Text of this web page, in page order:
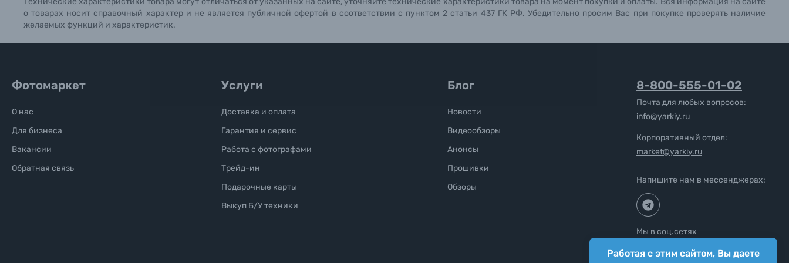
Б/У фототехника (Комиссионные товары)
о товарах носит справочный характер и не является публичной офертой в соответствии с пунктом 2 статьи 437 ГК РФ. Убедительно просим Вас при покупке проверять наличие
желаемых функций и характеристик.
Работая с этим сайтом, Вы даете
Фотомаркет
О нас
Для бизнеса
Вакансии
Обратная связь
Услуги
Доставка и оплата
Гарантия и сервис
Работа с фотографами
Трейд-ин
Подарочные карты
Выкуп Б/У техники
Блог
Новости
Видеообзоры
Анонсы
Прошивки
Обзоры
8-800-555-01-02
Почта для любых вопросов:
info@yarkiy.ru
Корпоративный отдел:
market@yarkiy.ru
Напишите нам в мессенджерах:
Мы в соц.сетях